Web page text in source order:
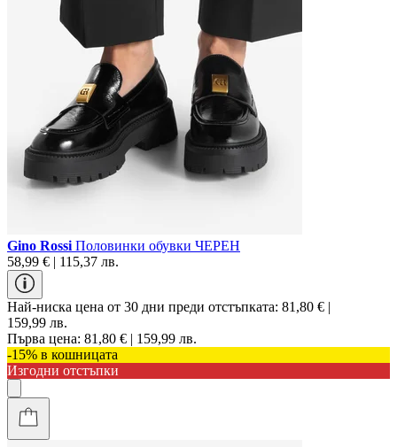
Gino Rossi Половинки обувки ЧЕРЕН
58,99 € | 115,37 лв.
Най-ниска цена от 30 дни преди отстъпката: 81,80 € |
159,99 лв.
Първа цена: 81,80 € | 159,99 лв.
-15% в кошницата
Изгодни отстъпки